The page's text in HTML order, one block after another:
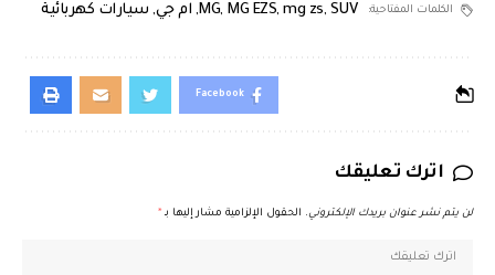
الكلمات المفتاحية: MG, MG EZS, mg zs, SUV
, ام جي, سيارات كهربائية
Facebook
اترك تعليقك
لن يتم نشر عنوان بريدك الإلكتروني. الحقول الإلزامية مشار إليها بـ *